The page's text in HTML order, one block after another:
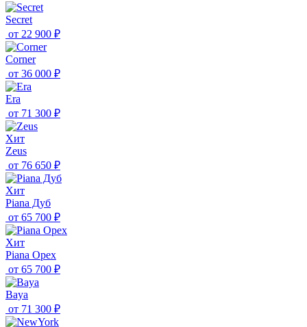
Secret
от 22 900 ₽
Corner
от 36 000 ₽
Era
от 71 300 ₽
Хит
Zeus
от 76 650 ₽
Хит
Piana Дуб
от 65 700 ₽
Хит
Piana Орех
от 65 700 ₽
Baya
от 71 300 ₽